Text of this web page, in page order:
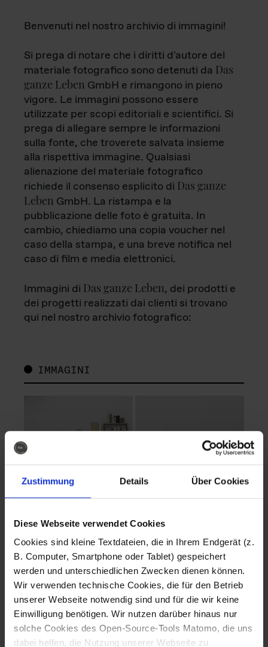
Zustimmung Details Über Cookies
Diese Webseite verwendet Cookies
Cookies sind kleine Textdateien, die in Ihrem Endgerät (z.
B. Computer, Smartphone oder Tablet) gespeichert
werden und unterschiedlichen Zwecken dienen können.
Wir verwenden technische Cookies, die für den Betrieb
unserer Webseite notwendig sind und für die wir keine
Einwilligung benötigen. Wir nutzen darüber hinaus nur
solche Cookies des Open-Source-Tools Matomo, die uns
dabei helfen, die Nutzung unserer Webseite zu
Benvenuti nel nostro archivio di immagini!
Si prega di notare che i diritti d'autore del
materiale fotografico sono detenuti da Das
ganze Leben GmbH e rimangono in pieno
vigore. Le immagini possono essere
utilizzate per scopi editoriali e scientifici. Si
prega di allegare sempre le informazioni
sulla fonte, che troverete salvata insieme
alla rispettiva immagine. Qualsiasi
alienazione del materiale fotografico
richiede il consenso esplicito di Das ganze
Leben GmbH. La ristampa e la
pubblicazione delle foto è gratuita. In
cambio, chiediamo una copia voucher nel
caso della stampa, e una breve notifica nel
caso di film e media elettronici.
Immagini di Das ganze Leben, dei prodotti e
dei progetti realizzati dai clienti si trovano
qui nel nostro archivio fotografico:
IMMAGINI
Fotografo: Lorenz
Sternbach
Download
Fotografo: Lorenz
Sternbach
Download